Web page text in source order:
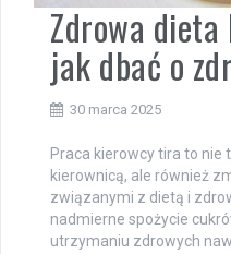
Zdrowa
jak dbać o
30 marca 2025
Praca kierowcy tira to nie
kierownicą, ale również
związanymi z dietą i
nadmierne spożycie
utrzymaniu zdrowych